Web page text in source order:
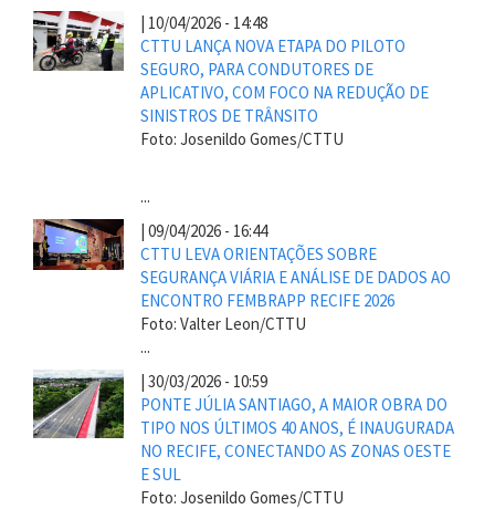
| 10/04/2026 - 14:48
CTTU LANÇA NOVA ETAPA DO PILOTO
SEGURO, PARA CONDUTORES DE
APLICATIVO, COM FOCO NA REDUÇÃO DE
SINISTROS DE TRÂNSITO
Foto: Josenildo Gomes/CTTU
...
| 09/04/2026 - 16:44
CTTU LEVA ORIENTAÇÕES SOBRE
SEGURANÇA VIÁRIA E ANÁLISE DE DADOS AO
ENCONTRO FEMBRAPP RECIFE 2026
Foto: Valter Leon/CTTU
...
| 30/03/2026 - 10:59
PONTE JÚLIA SANTIAGO, A MAIOR OBRA DO
TIPO NOS ÚLTIMOS 40 ANOS, É INAUGURADA
NO RECIFE, CONECTANDO AS ZONAS OESTE
E SUL
Foto: Josenildo Gomes/CTTU